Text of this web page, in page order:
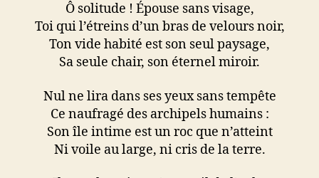
Ô solitude ! Épouse sans visage,
Toi qui l’étreins d’un bras de velours noir,
Ton vide habité est son seul paysage,
Sa seule chair, son éternel miroir.
Nul ne lira dans ses yeux sans tempête
Ce naufragé des archipels humains :
Son île intime est un roc que n’atteint
Ni voile au large, ni cris de la terre.